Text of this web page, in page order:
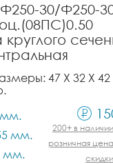
30/Ф250-
47 X 32 X 42
мм.
мм.
мм.
200+ в наличии
розничная цена
скидки